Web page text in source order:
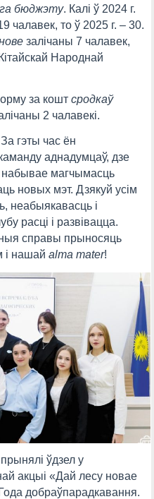
бюджэту. Калі ў 2024 г.
чалавек, то ў 2025 г. – 30.
залічаны 7 чалавек,
Народнай
за коштсродкаў
2 чалавекі.
гэты час ён
аднадумцаў, дзе
набывае магчымасць
новых мэт. Дзякуй усім
неабыякавасць і
расці і развівацца.
справы прыносяць
і нашайalma mater!
ўдзел у
акцыі «Дай лесу новае
добраўпарадкавання.